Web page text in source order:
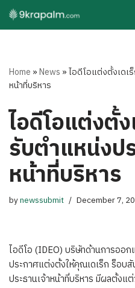
Skip
Home »News »ไอดีโอแต่งตั้งเดเ
หน้าที่บริหาร
ไอดีโอแต่งตั้
รับตำแหน่งป
หน้าที่บริหาร
bynewssubmit December 7,
ไอดีโอ (IDEO) บริษัทด้านการออ
ประกาศแต่งตั้งให้คุณเดเร็ก ร็อบ
ประธานเจ้าหน้าที่บริหาร มีผลตั้งแ